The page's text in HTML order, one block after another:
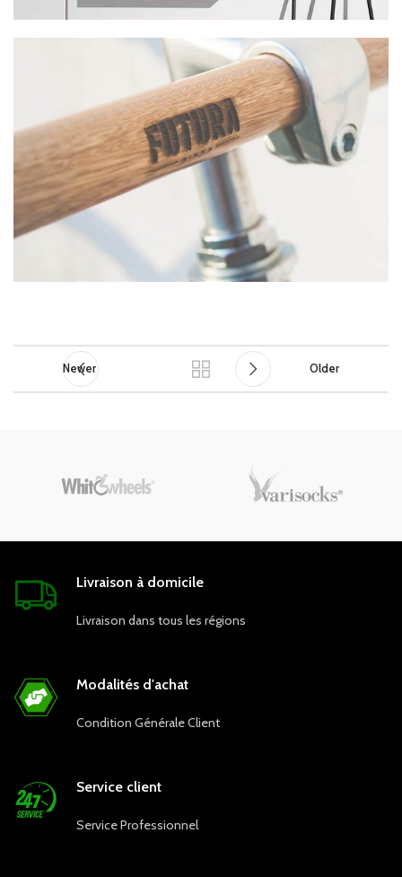
Newer Older
Livraison à domicile
Livraison dans tous les régions
Modalités d'achat
Condition Générale Client
Service client
Service Professionnel